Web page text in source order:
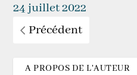
24 juillet 2022
Précédent
A PROPOS DE L'AUTEUR